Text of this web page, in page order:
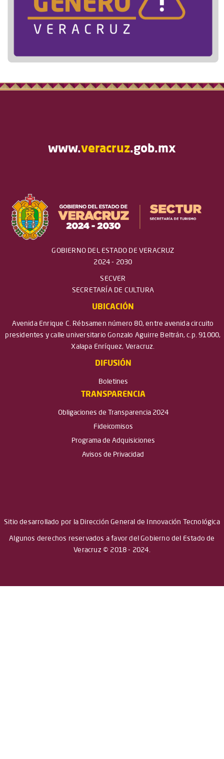
www.veracruz.gob.mx
GOBIERNO DEL ESTADO DE VERACRUZ
2024 - 2030
SECVER
SECRETARÍA DE CULTURA
UBICACIÓN
Avenida Enrique C. Rébsamen número 80, entre avenida circuito
presidentes y calle universitario Gonzalo Aguirre Beltrán, c.p. 91000,
Xalapa Enríquez, Veracruz.
DIFUSIÓN
Boletines
TRANSPARENCIA
Obligaciones de Transparencia 2024
Fideicomisos
Programa de Adquisiciones
Avisos de Privacidad
Sitio desarrollado por la Dirección General de Innovación Tecnológica
Algunos derechos reservados a favor del Gobierno del Estado de
Veracruz © 2018 - 2024.